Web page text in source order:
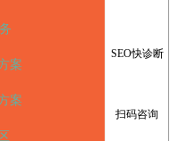
案
案
SEO快诊断
扫码咨询